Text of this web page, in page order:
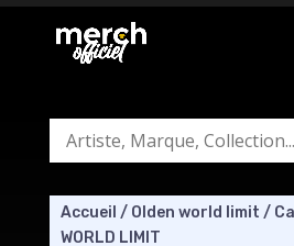
Accueil / Olden world limit /
WORLD LIMIT